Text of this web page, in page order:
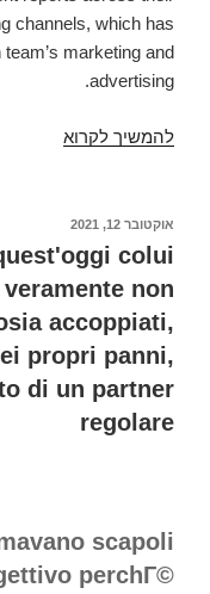
channels, which has
marketing and
advertising.
להמשיך לקרוא
In
South
Asian
Forums
פורסם
ב
אוקטובר 12, 2021
colui
non
accoppiati,
propri panni,
di un partner
regolare
scapoli
perchГ©